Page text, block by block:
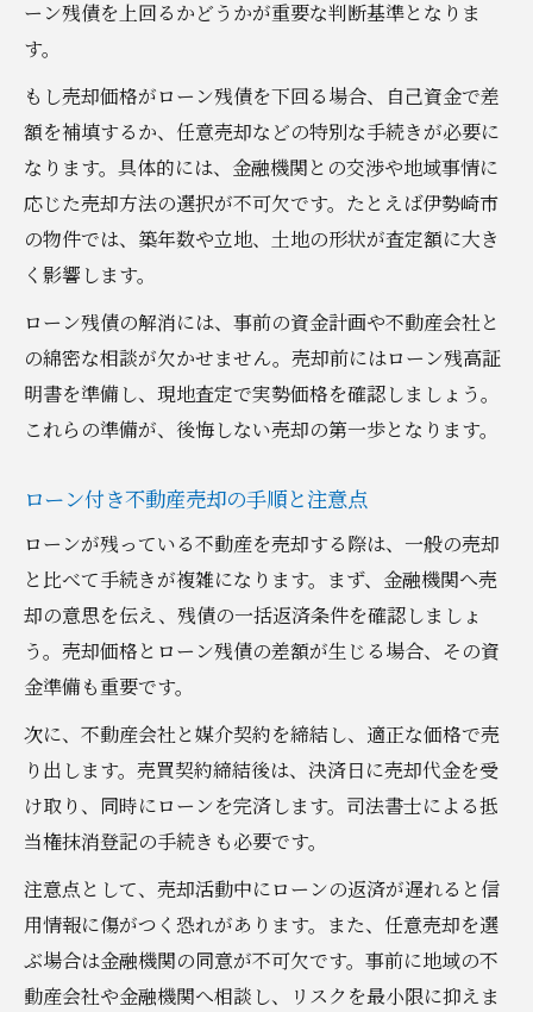
住宅ローン残債と不動産売却の両立戦略
住宅ローン返済中でも可能な売却方法
不動産売却でローン問題を解決する実践例
ローンあり物件を有利に売却するポイント
地域で選ばれる不動産売却の理由を知る
地域密着の不動産売却が選ばれる根拠
地元で評価される不動産売却の取り組み
不動産売却で重視されるサポート体制
地域で口コミが高い不動産売却サービス
任意売却で不動産売却とローン問題を解決
ローン残債に強い任意売却の進め方解説
不動産売却と任意売却の違いと活用方法
任意売却の流れと不動産売却の注意点
ローン滞納前にできる不動産売却対策
不動産売却前に知るべき地域の相場動向
売却相場を基にした価格設定のコツとは
不動産売却で相場情報を活かす実践方法
相場調査で不動産売却を有利に進める秘訣
ーン残債を上回るかどうかが重要な判断基準となりま
す。
もし売却価格がローン残債を下回る場合、自己資金で差
額を補填するか、任意売却などの特別な手続きが必要に
なります。具体的には、金融機関との交渉や地域事情に
応じた売却方法の選択が不可欠です。たとえば伊勢崎市
の物件では、築年数や立地、土地の形状が査定額に大き
く影響します。
ローン残債の解消には、事前の資金計画や不動産会社と
の綿密な相談が欠かせません。売却前にはローン残高証
明書を準備し、現地査定で実勢価格を確認しましょう。
これらの準備が、後悔しない売却の第一歩となります。
ローン付き不動産売却の手順と注意点
ローンが残っている不動産を売却する際は、一般の売却
と比べて手続きが複雑になります。まず、金融機関へ売
却の意思を伝え、残債の一括返済条件を確認しましょ
う。売却価格とローン残債の差額が生じる場合、その資
金準備も重要です。
次に、不動産会社と媒介契約を締結し、適正な価格で売
り出します。売買契約締結後は、決済日に売却代金を受
け取り、同時にローンを完済します。司法書士による抵
当権抹消登記の手続きも必要です。
注意点として、売却活動中にローンの返済が遅れると信
用情報に傷がつく恐れがあります。また、任意売却を選
ぶ場合は金融機関の同意が不可欠です。事前に地域の不
動産会社や金融機関へ相談し、リスクを最小限に抑えま